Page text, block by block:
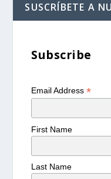
SUSCRÍBETE A
Subscribe
Email Address*
First Name
Last Name